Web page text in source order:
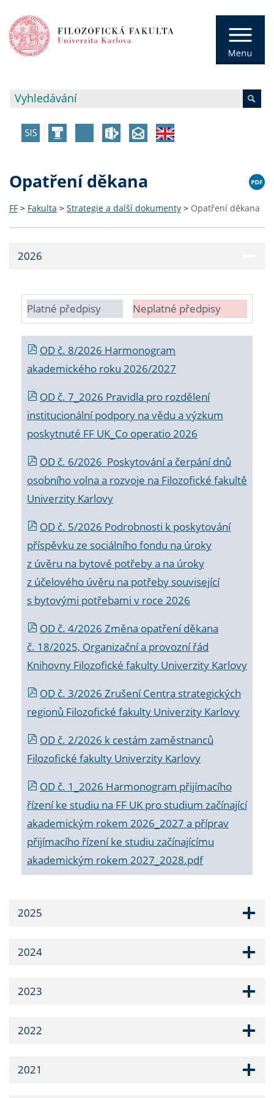
Opatření děkana
FF > Fakulta > Strategie a další dokumenty > Opatření děkana
2026
Platné předpisy Neplatné předpisy
OD č. 8/2026 Harmonogram
akademického roku 2026/2027
OD č. 7_2026 Pravidla pro rozdělení
institucionální podpory na vědu a výzkum
poskytnuté FF UK_Co operatio 2026
OD č. 6/2026 Poskytování a čerpání dnů
osobního volna a rozvoje na Filozofické fakultě
Univerzity Karlovy
OD č. 5/2026 Podrobnosti k poskytování
příspěvku ze sociálního fondu na úroky
z úvěru na bytové potřeby a na úroky
z účelového úvěru na potřeby související
s bytovými potřebami v roce 2026
OD č. 4/2026 Změna opatření děkana
č. 18/2025, Organizační a provozní řád
Knihovny Filozofické fakulty Univerzity Karlovy
OD č. 3/2026 Zrušení Centra strategických
regionů Filozofické fakulty Univerzity Karlovy
OD č. 2/2026 k cestám zaměstnanců
Filozofické fakulty Univerzity Karlovy
OD č. 1_2026 Harmonogram přijímacího
řízení ke studiu na FF UK pro studium začínající
akademickým rokem 2026_2027 a příprav
přijímacího řízení ke studiu začínajícímu
akademickým rokem 2027_2028.pdf
2025
2024
2023
2022
2021